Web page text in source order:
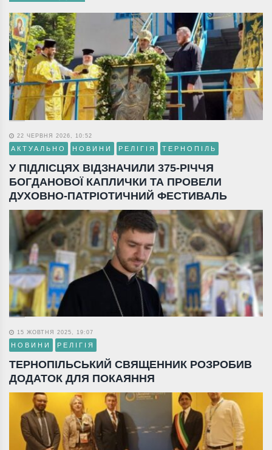
22 ЧЕРВНЯ 2026, 10:52
АКТУАЛЬНО НОВИНИ РЕЛІГІЯ ТЕРНОПІЛЬ
У ПІДЛІСЦЯХ ВІДЗНАЧИЛИ 375-РІЧЧЯ
БОГДАНОВОЇ КАПЛИЧКИ ТА ПРОВЕЛИ
ДУХОВНО-ПАТРІОТИЧНИЙ ФЕСТИВАЛЬ
15 ЖОВТНЯ 2025, 19:07
НОВИНИ РЕЛІГІЯ
ТЕРНОПІЛЬСЬКИЙ СВЯЩЕННИК РОЗРОБИВ
ДОДАТОК ДЛЯ ПОКАЯННЯ